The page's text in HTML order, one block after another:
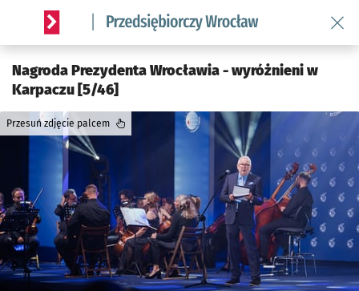
Serwis informacyjny wroclaw.pl podserwis: Strategia
Nagroda Prezydenta Wrocławia - wyróżnieni w
Karpaczu [5/46]
Przesuń zdjęcie palcem